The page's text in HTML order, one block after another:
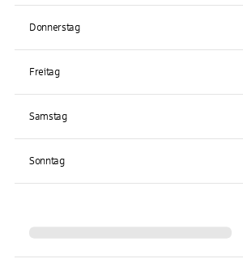
Donnerstag
Freitag
Samstag
Sonntag